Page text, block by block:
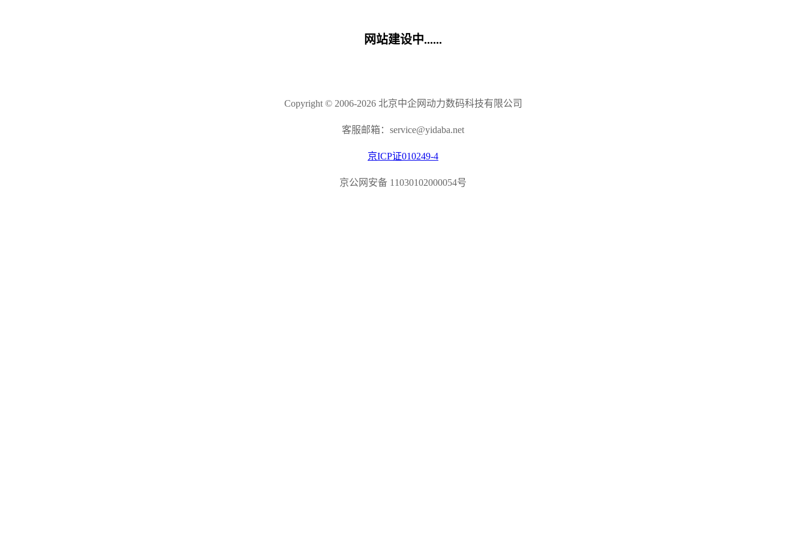
网站建设中......
Copyright © 2006-2026 北京中企网动力数码科技有限公司
客服邮箱：service@yidaba.net
京ICP证010249-4
京公网安备 11030102000054号